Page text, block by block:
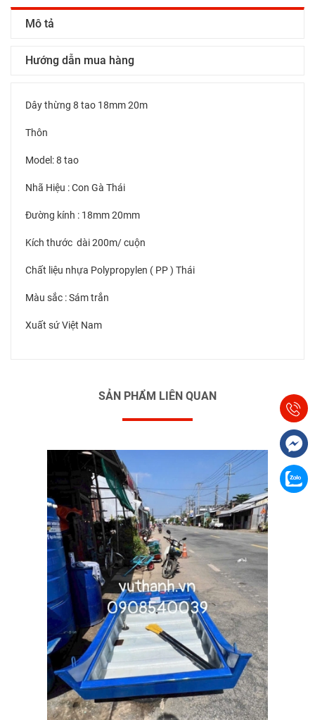
Mô tả
Hướng dẫn mua hàng
Dây thừng 8 tao 18mm 20m
Thôn
Model: 8 tao
Nhã Hiệu : Con Gà Thái
Đường kính : 18mm 20mm
Kích thước dài 200m/ cuộn
Chất liệu nhựa Polypropylen ( PP ) Thái
Màu sắc : Sám trắn
Xuất sứ Việt Nam
SẢN PHẨM LIÊN QUAN